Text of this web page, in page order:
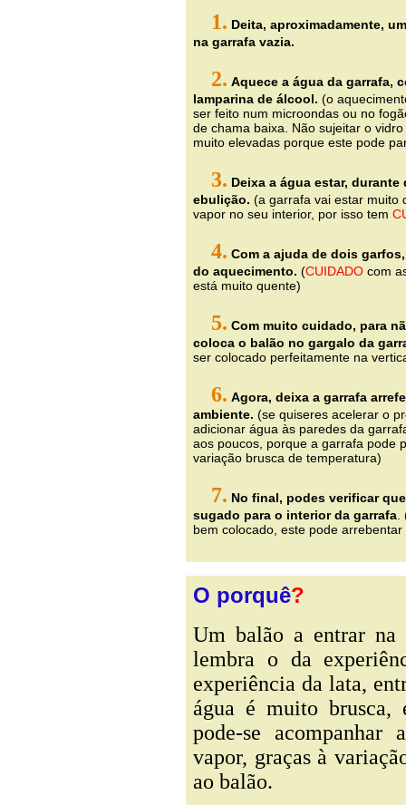
1. Deita, aproximadamente,
na garrafa vazia.
2. Aquece a água da garrafa,
lamparina de álcool. (o
ser feito num microondas ou no
de chama baixa. Não sujeitar o
muito elevadas porque este pode
3. Deixa a água estar,
ebulição. (a garrafa vai estar muito
vapor no seu interior, por isso tem
4. Com a ajuda de dois
do aquecimento. (CUIDADO com
está muito quente)
5. Com muito cuidado, para
coloca o balão no gargalo da
ser colocado perfeitamente na
6. Agora, deixa a garrafa
ambiente. (se quiseres acelerar o
adicionar água às paredes da
aos poucos, porque a garrafa pode
variação brusca de temperatura)
7. No final, podes verificar
sugado para o interior da garrafa
bem colocado, este pode
O porquê?
Um balão a entrar na
lembra o da
experiência da lata,
água é muito brusca,
pode-se acompanhar
vapor, graças à
ao balão.